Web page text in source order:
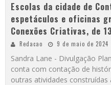
Escolas da cidade de
espetáculos e oficinas
Conexões Criativas, de
Redacao 9 de maio de 2024
Sandra Lane - Divulgação
conta com contação de
outras atividades